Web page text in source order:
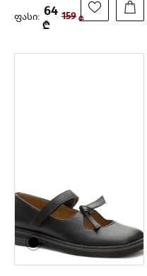
ფასი: 64
₾
159 ₾